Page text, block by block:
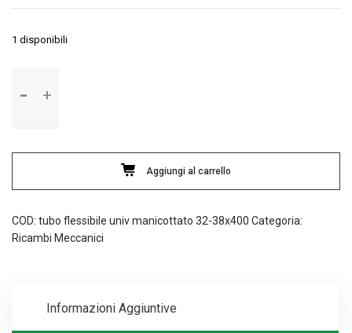
1 disponibili
flessibile
con
metallica
Aggiungi al carrello
COD: tubo flessibile univ manicottato 32-38x400 Categoria:
Ricambi Meccanici
Informazioni Aggiuntive